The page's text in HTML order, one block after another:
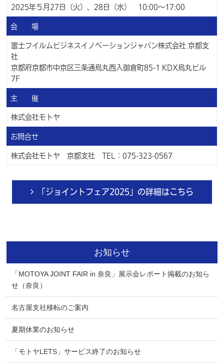
2025年５月27日（火）、28日（水） 10:00～17:00
会 場
富士フイルムビジネスイノベーションジャパン株式会社 京都支
社
京都府京都市中京区三条通烏丸西入御倉町85-1 KDX烏丸ビル
7F
主 催
株式会社モトヤ
お問合せ
株式会社モトヤ 京都支社 TEL：075-323-0567
「ジョイントフェア2025」の詳細はこちら
お知らせ
「MOTOYA JOINT FAIR in 奈良」展示会レポート掲載のお知ら
せ（奈良）
名古屋支社移転のご案内
夏期休業のお知らせ
「モトヤLETS」サービス終了のお知らせ